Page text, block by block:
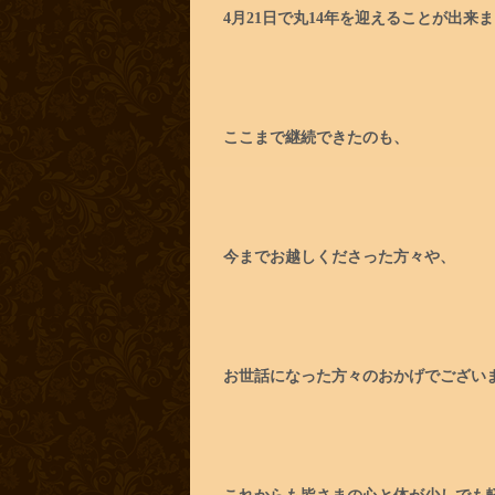
4月21日で丸14年を迎えることが出来ま
ここまで継続できたのも、
今までお越しくださった方々や、
お世話になった方々のおかげでござい